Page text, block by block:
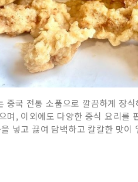
국 전통 소품으로 깔끔하게 장
며, 이외에도 다양한 중식 요리
넣고 끓여 담백하고 칼칼한 맛이